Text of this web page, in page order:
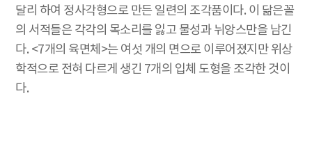
달리 하여 정사각형으로 만든 일련의 조각품이다. 이 닮은꼴
의 서적들은 각각의 목소리를 잃고 물성과 뉘앙스만을 남긴
다. <7개의 육면체>는 여섯 개의 면으로 이루어졌지만 위상
학적으로 전혀 다르게 생긴 7개의 입체 도형을 조각한 것이
다.